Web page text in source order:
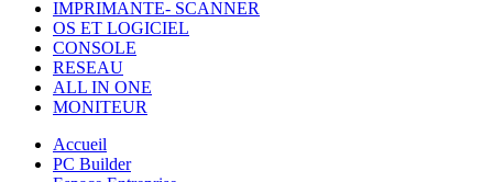
IMPRIMANTE- SCANNER
OS ET LOGICIEL
CONSOLE
RESEAU
ALL IN ONE
MONITEUR
Accueil
PC Builder